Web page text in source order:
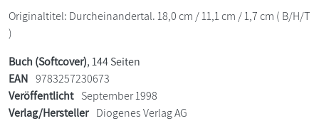
Originaltitel: Durcheinandertal. 18,0 cm / 11,1 cm / 1,7 cm ( B/H/T
)
Buch (Softcover), 144 Seiten
EAN 9783257230673
Veröffentlicht September 1998
Verlag/Hersteller Diogenes Verlag AG